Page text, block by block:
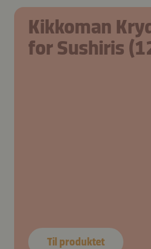
Kikkoman
for Sushiris
Til produktet